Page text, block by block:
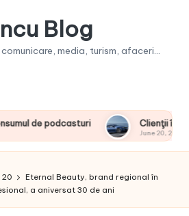
Blog
media, turism, afaceri...
Clienţii își vor putea
June 20, 2026
20
Eternal Beauty, brand regional în
a aniversat 30 de ani